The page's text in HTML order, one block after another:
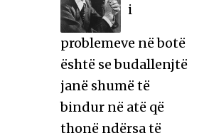
i
problemeve në botë
është se budallenjtë
janë shumë të
bindur në atë që
thonë ndërsa të